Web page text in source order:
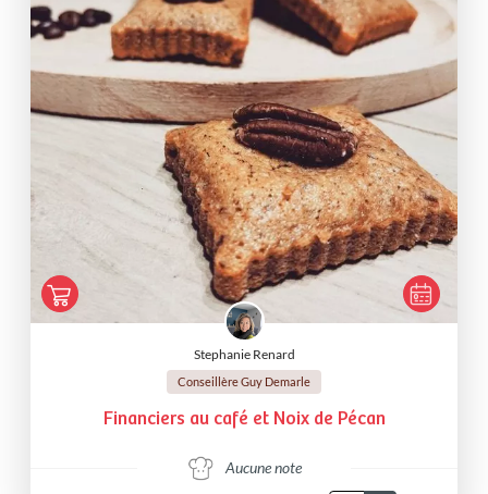
Stephanie Renard
Conseillère Guy Demarle
Financiers au café et Noix de Pécan
Aucune note